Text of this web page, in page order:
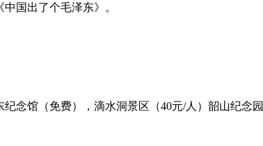
国出了个毛泽东》。
念馆（免费），滴水洞景区（40元/人）韶山纪念